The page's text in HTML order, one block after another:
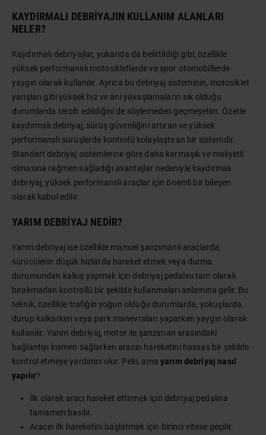
KAYDIRMALI DEBRIYAJIN KULLANIM ALANLARI
NELER?
Kaydırmalı debriyajlar, yukarıda da belirtildiği gibi, özellikle
yüksek performanslı motosikletlerde ve spor otomobillerde
yaygın olarak kullanılır. Ayrıca bu debriyaj sisteminin, motosiklet
yarışları gibi yüksek hız ve ani yavaşlamaların sık olduğu
durumlarda tercih edildiğini de söylemeden geçmeyelim. Özetle
kaydırmalı debriyaj, sürüş güvenliğini artıran ve yüksek
performanslı sürüşlerde kontrolü kolaylaştıran bir sistemdir.
Standart debriyaj sistemlerine göre daha karmaşık ve maliyetli
olmasına rağmen sağladığı avantajlar nedeniyle kaydırmalı
debriyaj, yüksek performanslı araçlar için önemli bir bileşen
olarak kabul edilir.
YARIM DEBRIYAJ NEDIR?
Yarım debriyaj ise özellikle manuel şanzımanlı araçlarda,
sürücülerin düşük hızlarda hareket etmek veya durma
durumundan kalkış yapmak için debriyaj pedalını tam olarak
bırakmadan kontrollü bir şekilde kullanmaları anlamına gelir. Bu
teknik, özellikle trafiğin yoğun olduğu durumlarda, yokuşlarda
durup kalkarken veya park manevraları yaparken yaygın olarak
kullanılır. Yarım debriyaj, motor ile şanzıman arasındaki
bağlantıyı kısmen sağlarken aracın hareketini hassas bir şekilde
kontrol etmeye yardımcı olur. Peki, ama yarım debriyaj nasıl
yapılır?
İlk olarak aracı hareket ettirmek için debriyaj pedalına
tamamen basılır.
Aracın ilk hareketini başlatmak için birinci vitese geçilir.